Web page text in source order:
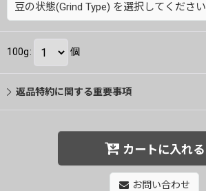
豆の状態(Grind Type) を選択してください
100g: 個
返品特約に関する重要事項
カートに入れる
お問い合わせ